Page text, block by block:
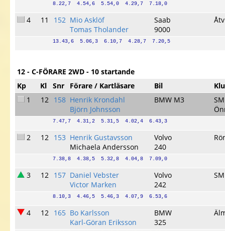
8.22,7  4.54,6  5.54,0  4.29,7  7.18,0
4 11 152 Mio Asklöf
Tomas Tholander
Saab
9000
13.43,6  5.06,3  6.10,7  4.28,7  7.20,5
12 - C-FÖRARE 2WD - 10 startande
Kp
Kl Snr Förare / Kartläsare Bil
1
12 158 Henrik Krondahl
Björn Johnsson
BMW M3
7.47,7  4.31,2  5.31,5  4.02,4  6.43,3
2 12 153 Henrik Gustavsson
Michaela Andersson
Volvo
240
7.38,8  4.38,5  5.32,8  4.04,8  7.09,0
3 12 157 Daniel Vebster
Victor Marken
Volvo
242
8.10,3  4.46,5  5.46,3  4.07,9  6.53,6
4 12 165 Bo Karlsson
Karl-Göran Eriksson
BMW
325